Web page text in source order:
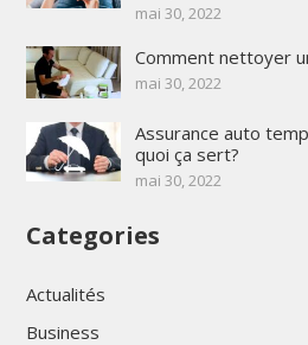
mai 30, 2022
Comment nettoyer
mai 30, 2022
Assurance auto
quoi ça sert?
mai 30, 2022
Categories
Actualités
Business